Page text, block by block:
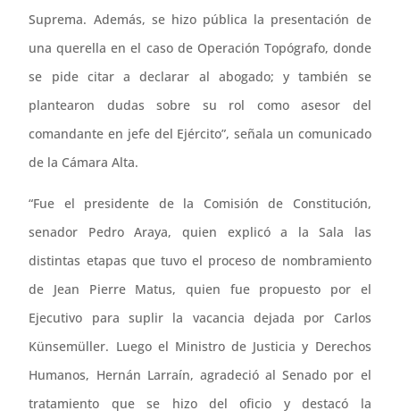
Suprema. Además, se hizo pública la presentación de
una querella en el caso de Operación Topógrafo, donde
se pide citar a declarar al abogado; y también se
plantearon dudas sobre su rol como asesor del
comandante en jefe del Ejército”, señala un comunicado
de la Cámara Alta.
“Fue el presidente de la Comisión de Constitución,
senador Pedro Araya, quien explicó a la Sala las
distintas etapas que tuvo el proceso de nombramiento
de Jean Pierre Matus, quien fue propuesto por el
Ejecutivo para suplir la vacancia dejada por Carlos
Künsemüller. Luego el Ministro de Justicia y Derechos
Humanos, Hernán Larraín, agradeció al Senado por el
tratamiento que se hizo del oficio y destacó la